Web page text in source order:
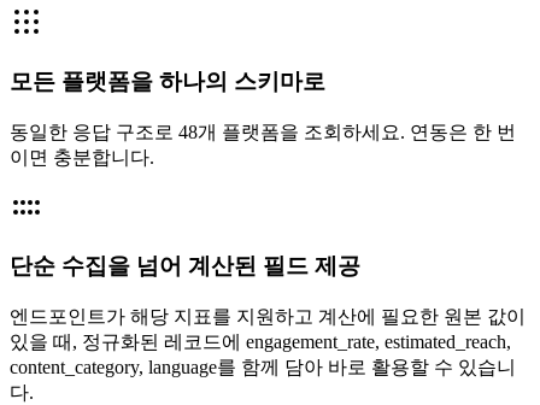
모든 플랫폼을 하나의 스키마로
동일한 응답 구조로 48개 플랫폼을 조회하세요. 연동은 한 번
이면 충분합니다.
단순 수집을 넘어 계산된 필드 제공
엔드포인트가 해당 지표를 지원하고 계산에 필요한 원본 값이
있을 때, 정규화된 레코드에 engagement_rate, estimated_reach,
content_category, language를 함께 담아 바로 활용할 수 있습니
다.